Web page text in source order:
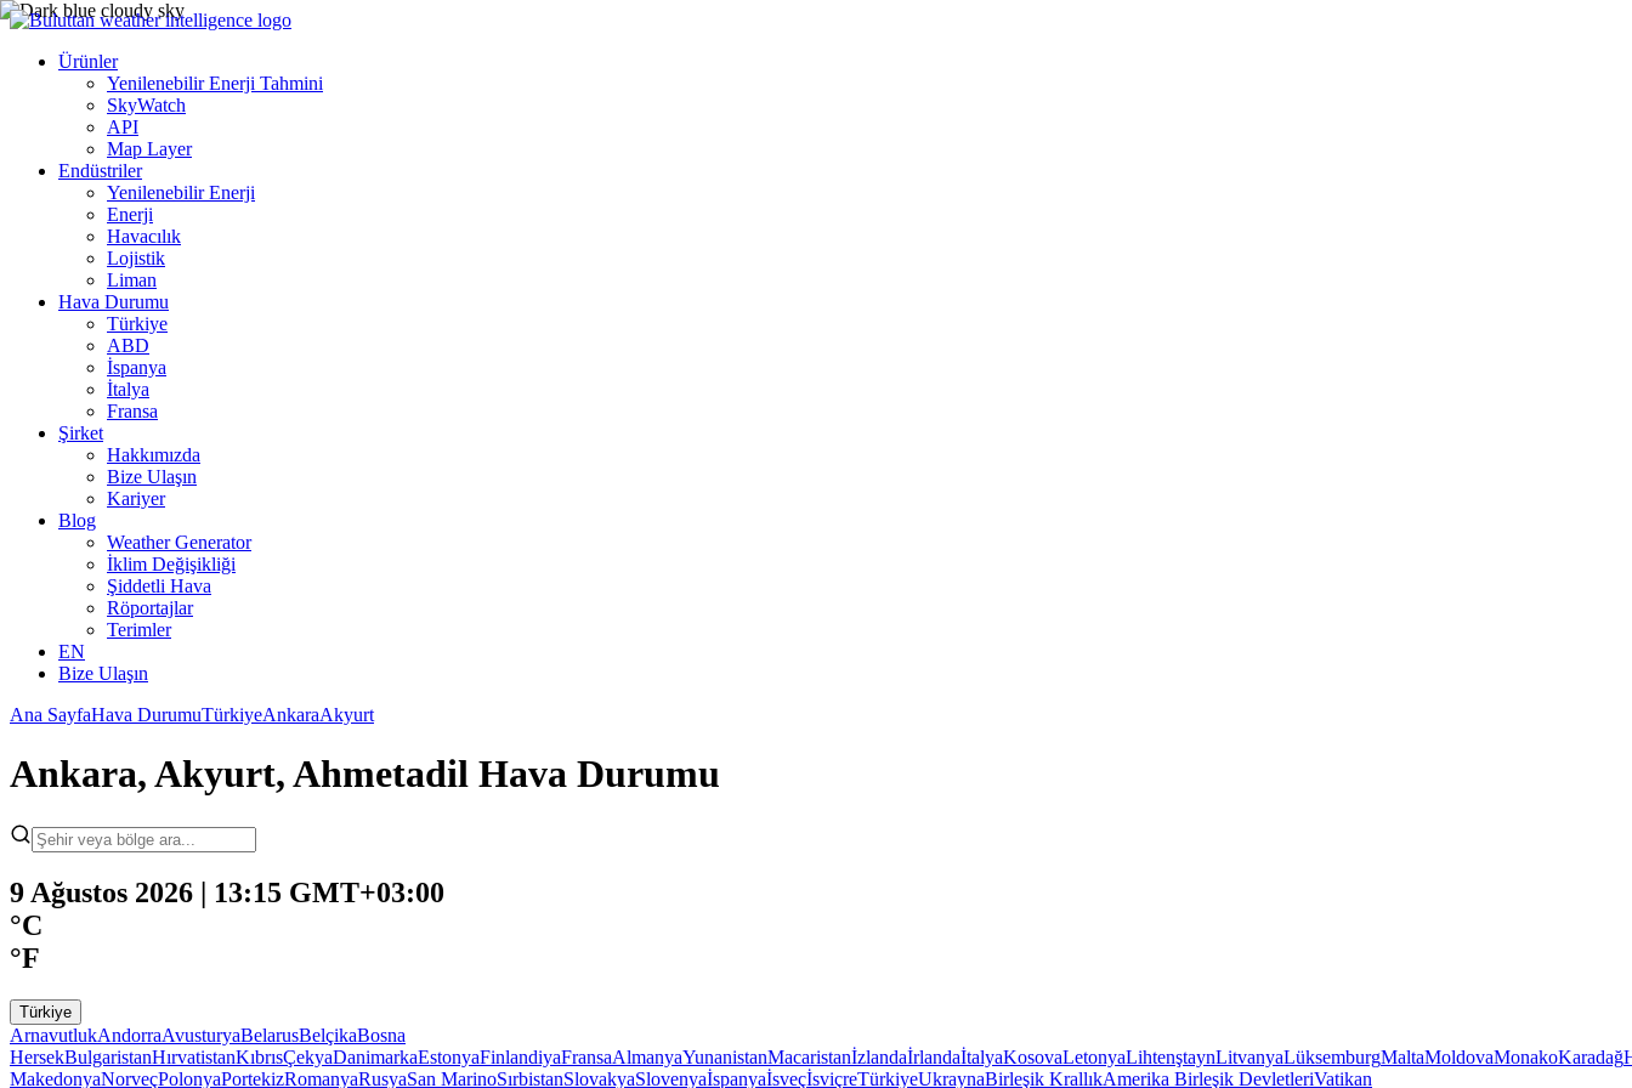
Ürünler
Yenilenebilir Enerji Tahmini
SkyWatch
API
Map Layer
Endüstriler
Yenilenebilir Enerji
Enerji
Havacılık
Lojistik
Liman
Hava Durumu
Türkiye
ABD
İspanya
İtalya
Fransa
Şirket
Hakkımızda
Bize Ulaşın
Kariyer
Blog
Weather Generator
İklim Değişikliği
Şiddetli Hava
Röportajlar
Terimler
EN
Bize Ulaşın
Ana SayfaHava DurumuTürkiyeAnkaraAkyurt
Ankara, Akyurt, Ahmetadil Hava Durumu
9 Ağustos 2026 | 13:15 GMT+03:00
°C
°F
Türkiye
ArnavutlukAndorraAvusturyaBelarusBelçikaBosna
HersekBulgaristanHırvatistanKıbrısÇekyaDanimarkaEstonyaFinlandiyaFransaAlmanyaYunanistanMacaristanİzlandaİrlandaİtalyaKosovaLetonyaLihtenştaynLitvanyaLüksemburgMaltaMoldovaMonakoKaradağ
MakedonyaNorveçPolonyaPortekizRomanyaRusyaSan MarinoSırbistanSlovakyaSlovenyaİspanyaİsveçİsviçreTürkiyeUkraynaBirleşik KrallıkAmerika Birleşik DevletleriVatikan